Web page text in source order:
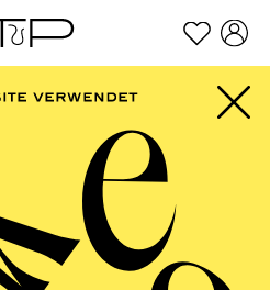
Zum Footer springen